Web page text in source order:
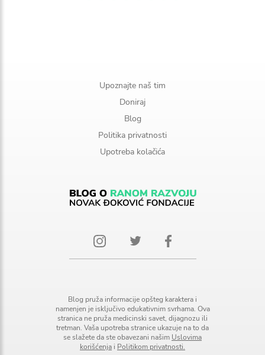
Upoznajte naš tim
Doniraj
Blog
Politika privatnosti
Upotreba kolačića
Blog pruža informacije opšteg karaktera i
namenjen je isključivo edukativnim svrhama. Ova
stranica ne pruža medicinski savet, dijagnozu ili
tretman. Vaša upotreba stranice ukazuje na to da
se slažete da ste obavezani našim Uslovima
korišćenja i Politikom privatnosti.